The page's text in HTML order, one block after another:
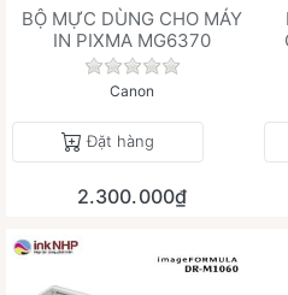
BỘ MỰC DÙNG CHO MÁY
IN PIXMA MG6370
Chưa có đánh giá
Canon
Đặt hàng
2.300.000₫